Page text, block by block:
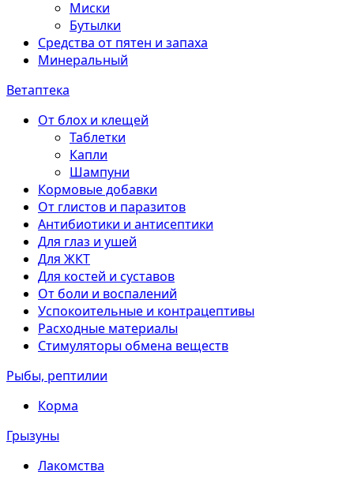
Миски
Бутылки
Средства от пятен и запаха
Минеральный
Ветаптека
От блох и клещей
Таблетки
Капли
Шампуни
Кормовые добавки
От глистов и паразитов
Антибиотики и антисептики
Для глаз и ушей
Для ЖКТ
Для костей и суставов
От боли и воспалений
Успокоительные и контрацептивы
Расходные материалы
Стимуляторы обмена веществ
Рыбы, рептилии
Корма
Грызуны
Лакомства